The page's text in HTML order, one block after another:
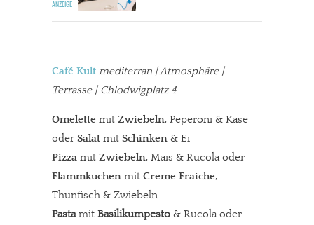
Café Kult mediterran | Atmosphäre |
Terrasse | Chlodwigplatz 4
Omelette mit Zwiebeln, Peperoni & Käse
oder Salat mit Schinken & Ei
Pizza mit Zwiebeln, Mais & Rucola oder
Flammkuchen mit Creme Fraiche,
Thunfisch & Zwiebeln
Pastamit Basilikumpesto & Rucola oder